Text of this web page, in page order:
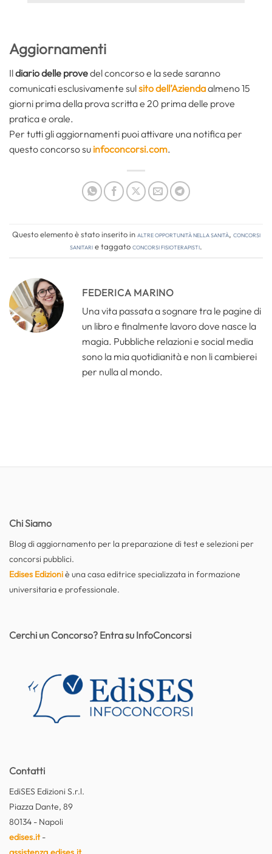
Aggiornamenti
Ildiario delle provedel concorso e la sede saranno
comunicati esclusivamente sulsito dell’Aziendaalmeno 15
giorni prima della prova scritta e 20 prima delle prove
pratica e orale.
Per tutti gli aggiornamenti puoi attivare una notifica per
questo concorso su infoconcorsi.com.
Questo elemento è stato inserito inAltre opportunità nella sanità, Concorsi
Sanitarie taggatoconcorsi fisioterapisti.
FEDERICA MARINO
Una vita passata a sognare tra le pagine di
un libro e finalmente lavoro dove nasce la
magia. Pubbliche relazioni e social media
sono la mia quotidianità e non li cambierei
per nulla al mondo.
Chi Siamo
Blog di aggiornamento per la preparazione di test e selezioni per
concorsi pubblici.
Edises Edizioniè una casa editrice specializzata in formazione
universitaria e professionale.
Contatti
EdiSES Edizioni S.r.l.
Piazza Dante, 89
80134 - Napoli
edises.it-
Cerchi un Concorso? Entra su InfoConcorsi